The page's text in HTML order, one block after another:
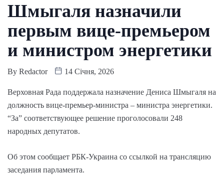
Шмыгаля назначили
первым вице-премьером
и министром энергетики
By Redactor 14 Січня, 2026
Верховная Рада поддержала назначение Дениса Шмыгаля на
должность вице-премьер-министра – министра энергетики.
“За” соответствующее решение проголосовали 248
народных депутатов.
Об этом сообщает РБК-Украина со ссылкой на трансляцию
заседания парламента.